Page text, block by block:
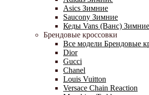
Asics Зимние
Saucony Зимние
Кеды Vans (Ванс) Зимние
Брендовые кроссовки
Все модели Брендовые
Dior
Gucci
Chanel
Louis Vuitton
Versace Chain Reaction